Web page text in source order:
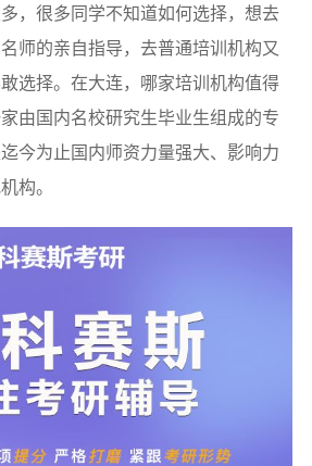
，很多同学不知道如何选择，想去
师的亲自指导，去普通培训机构又
选择。在大连，哪家培训机构值得
由国内名校研究生毕业生组成的专
今为止国内师资力量强大、影响力
构。